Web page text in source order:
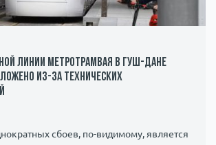
линии метротрамвая в Гуш-Дане
из-за технических
сбоев, по-видимому, является